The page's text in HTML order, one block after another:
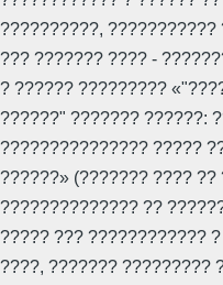
??????????,
??? ??????? ???? -
? ?????? ?????????
??????" ??????? ??????:
??????????????? ?????
??????» (??????? ???? ??
?????????????? ??
????? ??? ????????????
????, ??????? ?????????